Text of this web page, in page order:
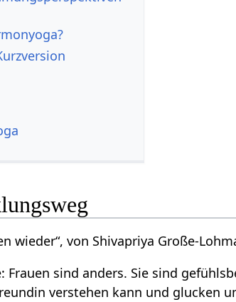
wieder“, von Shivapriya Große-
sind anders. Sie sind
verstehen kann und glucken